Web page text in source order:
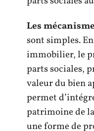
Les
sont simples.
immobilier, le
parts sociales,
valeur du bien
permet
patrimoine de
une forme de